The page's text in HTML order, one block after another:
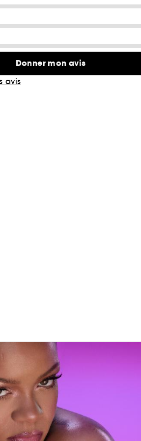
Donner mon avis
avis